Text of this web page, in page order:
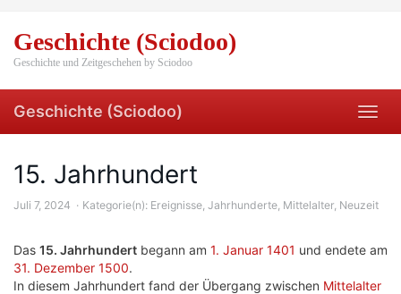
main
content
Geschichte (Sciodoo)
Geschichte und Zeitgeschehen by Sciodoo
Geschichte (Sciodoo)
15. Jahrhundert
Juli 7, 2024 Kategorie(n): Ereignisse, Jahrhunderte, Mittelalter, Neuzeit
Das 15. Jahrhundert begann am 1. Januar 1401 und endete am
31. Dezember 1500.
In diesem Jahrhundert fand der Übergang zwischen Mittelalter